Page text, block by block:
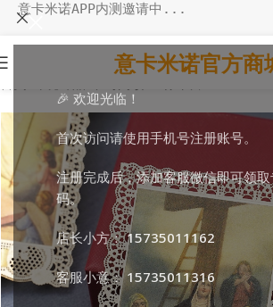
🎉 欢迎光临！
首次访问请使用手机号注册账号。
注册完成后，添加客服微信即可领
码。
店长小方：15735011162
客服小意：15735011316
意卡米诺APP内测邀请中...
意卡米诺官方商